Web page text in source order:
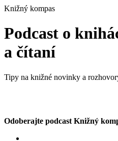
Knižný kompas
Podcast o
a čítaní
Tipy na knižné novinky a
Odoberajte podcast Knižný